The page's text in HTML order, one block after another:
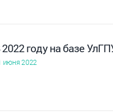
году на базе
июня 2022